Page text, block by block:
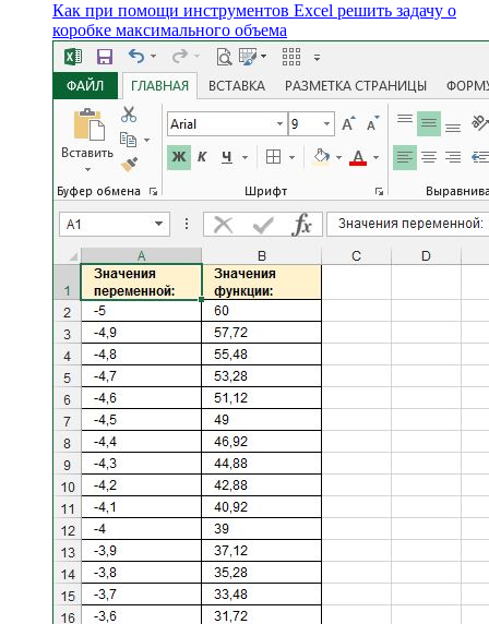
Как при помощи инструментов Excel решить задачу о
коробке максимального объема